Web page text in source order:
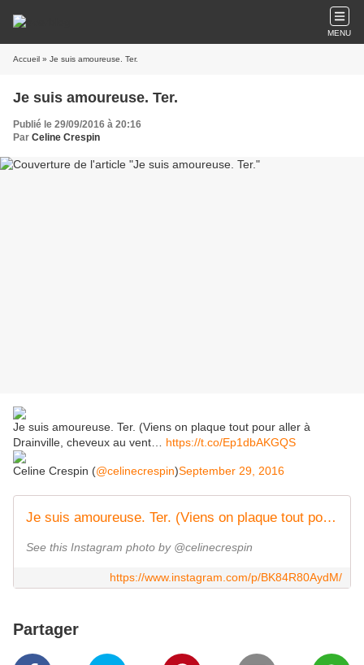
MENU
Accueil » Je suis amoureuse. Ter.
Je suis amoureuse. Ter.
Publié le 29/09/2016 à 20:16
Par Celine Crespin
Je suis amoureuse. Ter. (Viens on plaque tout pour aller à
Drainville, cheveux au vent… https://t.co/Ep1dbAKGQS
Celine Crespin (@celinecrespin)September 29, 2016
Je suis amoureuse. Ter. (Viens on plaque tout pour aller à Drainville, cheveux au vent !) #Spider124 #Fiat #MondialAuto #decapotable
See this Instagram photo by @celinecrespin
https://www.instagram.com/p/BK84R80AydM/
Partager